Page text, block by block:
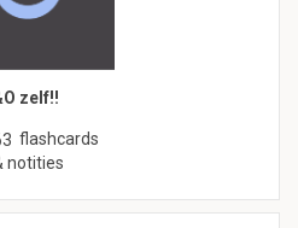
zelf!!
flashcards
notities